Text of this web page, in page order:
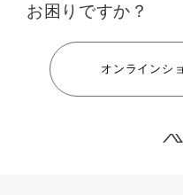
お困りですか？
オンラインシ